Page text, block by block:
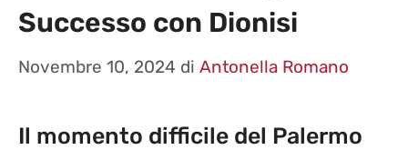
Successo con Dionisi
Novembre 10, 2024 di Antonella Romano
Il momento difficile del Palermo